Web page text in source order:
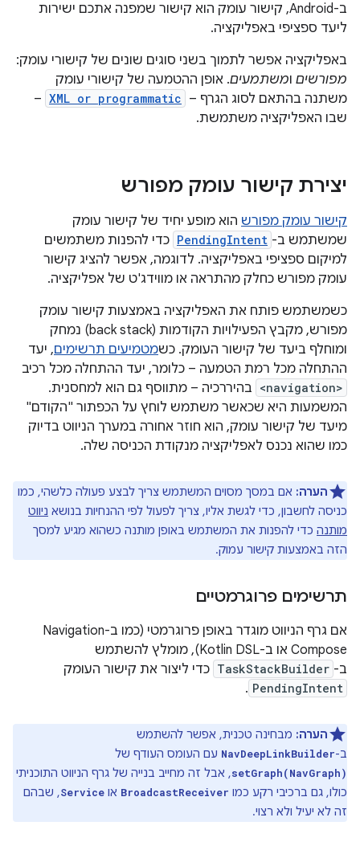
ב-Android, קישור עומק הוא קישור שמפנה אתכם ישירות
ליעד ספציפי באפליקציה.
באפליקציה אפשר לתמוך בשני סוגים שונים של קישורי עומק:
מפורשים ומשתמעים. אופן ההטמעה של קישורי עומק
משתנה בהתאם לסוג הגרף – XML or programmatic
–
שבו האפליקציה משתמשת.
יצירת קישור עומק מפורש
קישור עומק מפורש הוא מופע יחיד של קישור עומק
שמשתמש ב- PendingIntent כדי להפנות משתמשים
למיקום ספציפי באפליקציה. לדוגמה, אפשר להציג קישור
עומק מפורש כחלק מהתראה או מווידג'ט של אפליקציה.
כשמשתמש פותח את האפליקציה באמצעות קישור עומק
מפורש, מקבץ הפעילויות הקודמות (back stack) נמחק
ומוחלף ביעד של קישור העומק. כשמטמיעים תרשימים, יעד
ההתחלה מכל רמת הטמעה – כלומר, יעד ההתחלה מכל רכיב
<navigation> בהיררכיה – מתווסף גם הוא למחסנית.
המשמעות היא שכאשר משתמש לוחץ על הכפתור "הקודם"
מיעד של קישור עומק, הוא חוזר אחורה במערך הניווט בדיוק
כמו שהוא נכנס לאפליקציה מנקודת הכניסה שלה.
הערה: אם במסך מסוים המשתמש צריך לבצע פעולה כלשהי, כמו
כניסה לחשבון, כדי לגשת אליו, צריך לפעול לפי ההנחיות בנושא ניווט
מותנה כדי להפנות את המשתמש באופן מותנה כשהוא מגיע למסך
הזה באמצעות קישור עמוק.
תרשימים פרוגרמטיים
אם גרף הניווט מוגדר באופן פרוגרמטי (כמו ב-Navigation
Compose או ב-Kotlin DSL), מומלץ להשתמש
ב- TaskStackBuilder כדי ליצור את קישור העומק
PendingIntent
.
הערה: מבחינה טכנית, אפשר להשתמש
ב-NavDeepLinkBuilder עם העומס העודף של
setGraph(NavGraph), אבל זה מחייב בנייה של גרף הניווט התוכניתי
כולו, גם ברכיבי רקע כמו BroadcastReceiver או Service, שבהם
זה לא יעיל ולא רצוי.